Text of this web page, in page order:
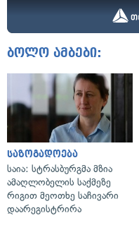
ბოლო ამბები:
საზოგადოება
საია: სტრასბურგმა მზია
ამაღლობელის საქმეზე
რიგით მეოთხე საჩივარი
დაარეგისტრირა